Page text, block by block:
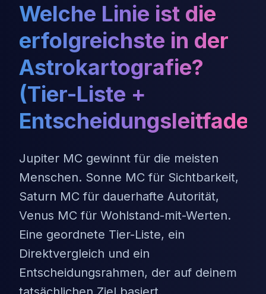
Welche Linie ist die
erfolgreichste in der
Astrokartografie?
(Tier-Liste +
Jupiter MC gewinnt für die meisten
Menschen. Sonne MC für Sichtbarkeit,
Saturn MC für dauerhafte Autorität,
Venus MC für Wohlstand-mit-Werten.
Eine geordnete Tier-Liste, ein
Direktvergleich und ein
Entscheidungsrahmen, der auf deinem